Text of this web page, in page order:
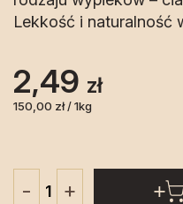
Lekkość i naturalność
2,49 zł
150,00 zł / 1kg
- +